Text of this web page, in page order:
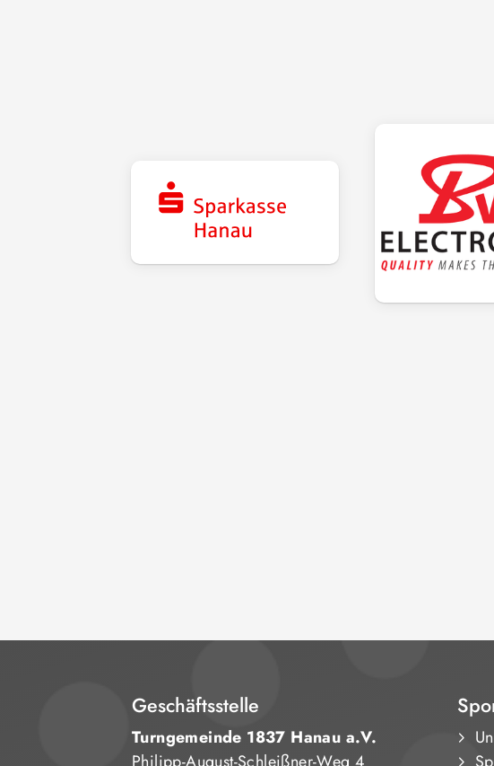
Geschäftsstelle
Turngemeinde 1837 Hanau a.V.